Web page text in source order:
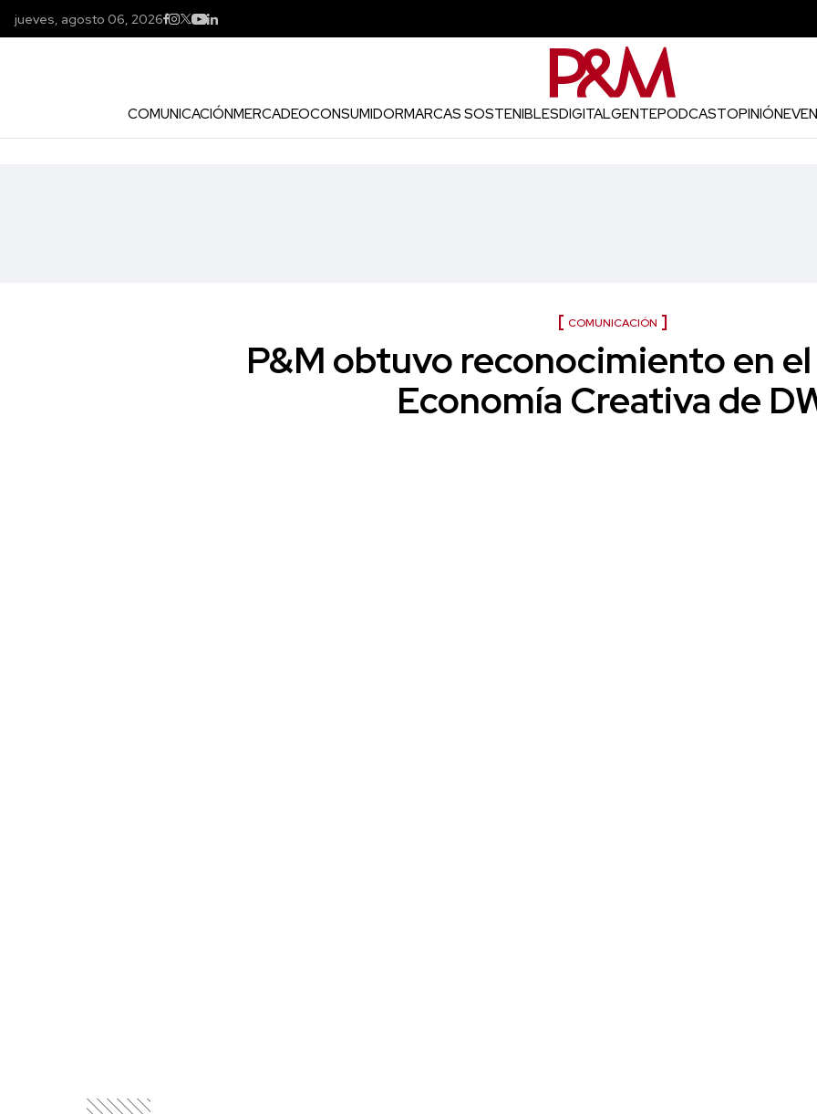
jueves, agosto 06, 2026
COMUNICACIÓNMERCADEOCONSUMIDORMARCAS SOSTENIBLESDIGITALGENTEPODCASTOPINIÓN
COMUNICACIÓN
P&M obtuvo reconocimiento en
Economía Creativa de